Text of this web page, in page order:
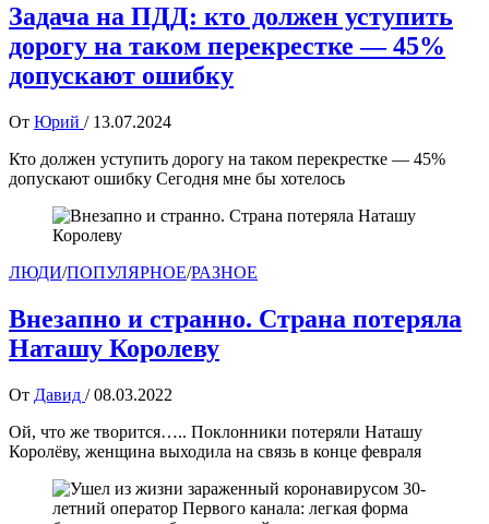
Задача на ПДД: кто должен уступить
дорогу на таком перекрестке — 45%
допускают ошибку
От Юрий / 13.07.2024
Кто должен уступить дорогу на таком перекрестке — 45%
допускают ошибку Сегодня мне бы хотелось
ЛЮДИ/ПОПУЛЯРНОЕ/РАЗНОЕ
Внезапно и странно. Страна потеряла
Наташу Королеву
От Давид / 08.03.2022
Ой, что же творится….. Поклонники потеряли Наташу
Королёву, женщина выходила на связь в конце февраля